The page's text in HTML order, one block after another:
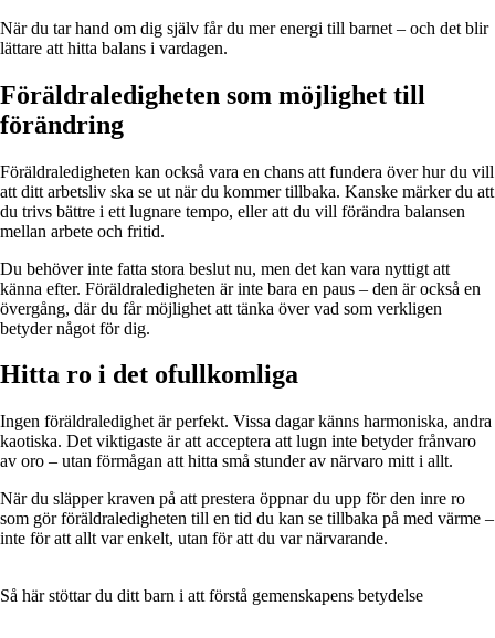
När du tar hand om dig själv får du mer energi till barnet – och det blir
lättare att hitta balans i vardagen.
Föräldraledigheten som möjlighet till
förändring
Föräldraledigheten kan också vara en chans att fundera över hur du vill
att ditt arbetsliv ska se ut när du kommer tillbaka. Kanske märker du att
du trivs bättre i ett lugnare tempo, eller att du vill förändra balansen
mellan arbete och fritid.
Du behöver inte fatta stora beslut nu, men det kan vara nyttigt att
känna efter. Föräldraledigheten är inte bara en paus – den är också en
övergång, där du får möjlighet att tänka över vad som verkligen
betyder något för dig.
Hitta ro i det ofullkomliga
Ingen föräldraledighet är perfekt. Vissa dagar känns harmoniska, andra
kaotiska. Det viktigaste är att acceptera att lugn inte betyder frånvaro
av oro – utan förmågan att hitta små stunder av närvaro mitt i allt.
När du släpper kraven på att prestera öppnar du upp för den inre ro
som gör föräldraledigheten till en tid du kan se tillbaka på med värme –
inte för att allt var enkelt, utan för att du var närvarande.
Så här stöttar du ditt barn i att förstå gemenskapens betydelse